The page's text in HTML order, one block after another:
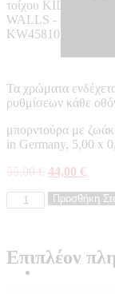
Τα χρώματα
ρυθμίσεων κάθε
μπορντούρα με
in Germany, 5,00 x
55,00€ Original
was:
44,00 €Η
τιμή
Ταπετσαρία
τοίχου
-
KW45810
Προσθήκη
Επιπλέον